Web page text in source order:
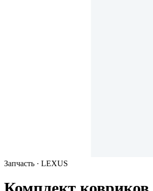
Запчасть · LEXUS